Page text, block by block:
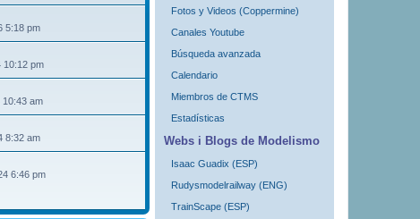
5:18 pm
10:12 pm
10:43 am
8:32 am
6:46 pm
Fotos y Videos (Coppermine)
Canales Youtube
Búsqueda avanzada
Calendario
Miembros de CTMS
Estadísticas
Webs i Blogs de Modelismo
Isaac Guadix (ESP)
Rudysmodelrailway (ENG)
TrainScape (ESP)